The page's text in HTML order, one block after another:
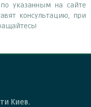
указанным на сайте
консультацию, при
Киев.